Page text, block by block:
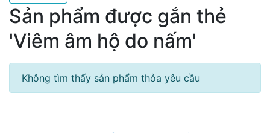
Sản phẩm được gắn thẻ
'Viêm âm hộ do nấm'
Không tìm thấy sản phẩm thỏa yêu cầu